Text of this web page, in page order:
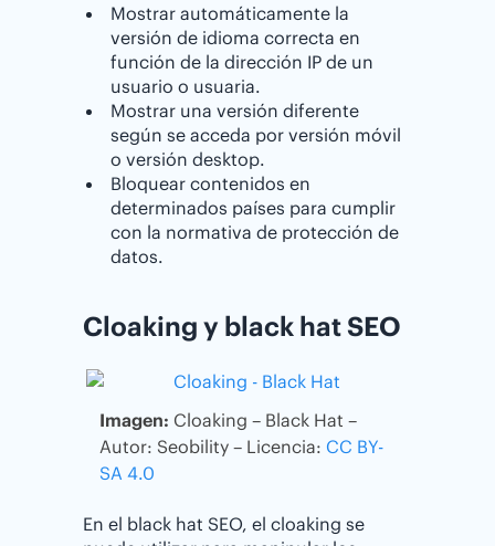
Mostrar automáticamente la
versión de idioma correcta en
función de la dirección IP de un
usuario o usuaria.
Mostrar una versión diferente
según se acceda por versión móvil
o versión desktop.
Bloquear contenidos en
determinados países para cumplir
con la normativa de protección de
datos.
Cloaking y black hat SEO
Imagen: Cloaking – Black Hat –
Autor: Seobility – Licencia: CC BY-
SA 4.0
En el black hat SEO, el cloaking se